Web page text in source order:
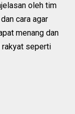
oleh tim
cara agar
menang dan
rakyat seperti